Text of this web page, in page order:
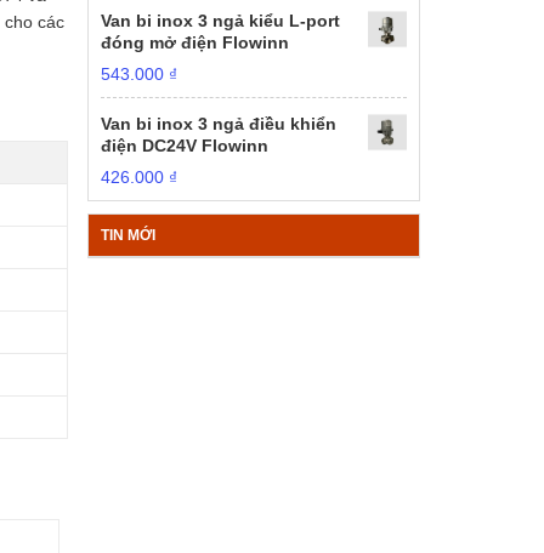
cho các
Van bi inox 3 ngả kiểu L-port
đóng mở điện Flowinn
543.000 ₫
Van bi inox 3 ngả điều khiển
điện DC24V Flowinn
426.000 ₫
TIN MỚI